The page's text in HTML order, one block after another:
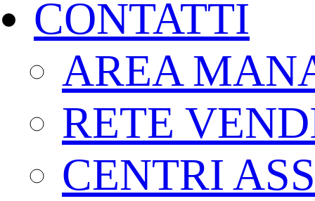
CONTATTI
AREA
RETE
CENTRI